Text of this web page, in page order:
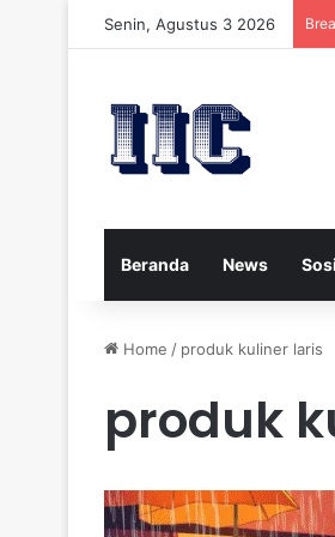
Senin, Agustus 3 2026
Beranda News
Home / produk kuliner laris
produk